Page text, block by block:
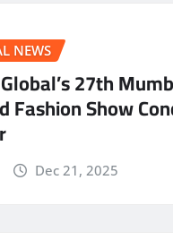
NEWS
27th
Fashion Show
Dec 21, 2025